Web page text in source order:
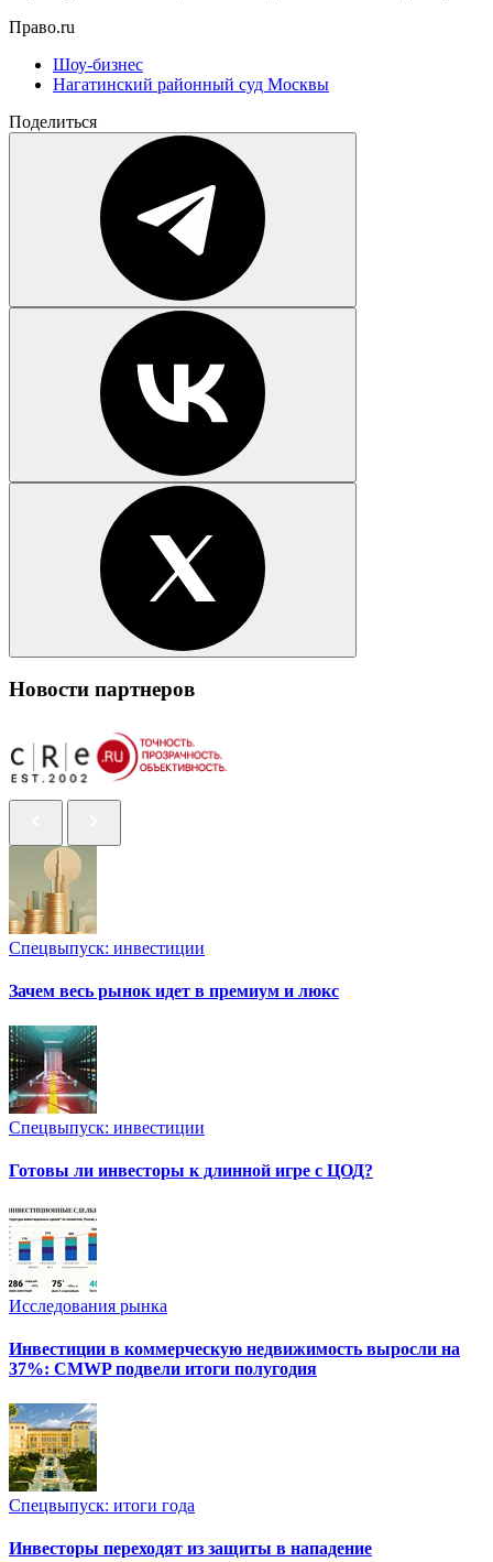
Право.ru
Шоу-бизнес
Нагатинский районный суд Москвы
Поделиться
Новости партнеров
Спецвыпуск: инвестиции
Зачем весь рынок идет в премиум и люкс
Спецвыпуск: инвестиции
Готовы ли инвесторы к длинной игре с ЦОД?
Исследования рынка
Инвестиции в коммерческую недвижимость выросли на
37%: CMWP подвели итоги полугодия
Спецвыпуск: итоги года
Инвесторы переходят из защиты в нападение